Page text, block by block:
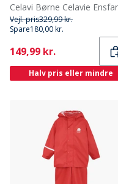
Vejl. pris329,99 kr.
Spare180,00 kr.
Current
149,99 kr.
Halv pris eller mindre